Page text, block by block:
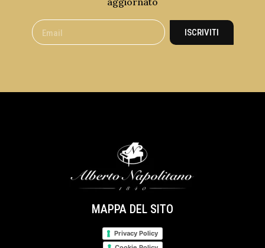
ISCRIVITI
MAPPA DEL SITO
Privacy Policy